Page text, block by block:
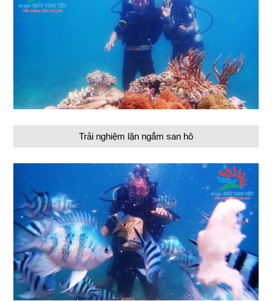
Trải nghiệm lặn ngắm san hô